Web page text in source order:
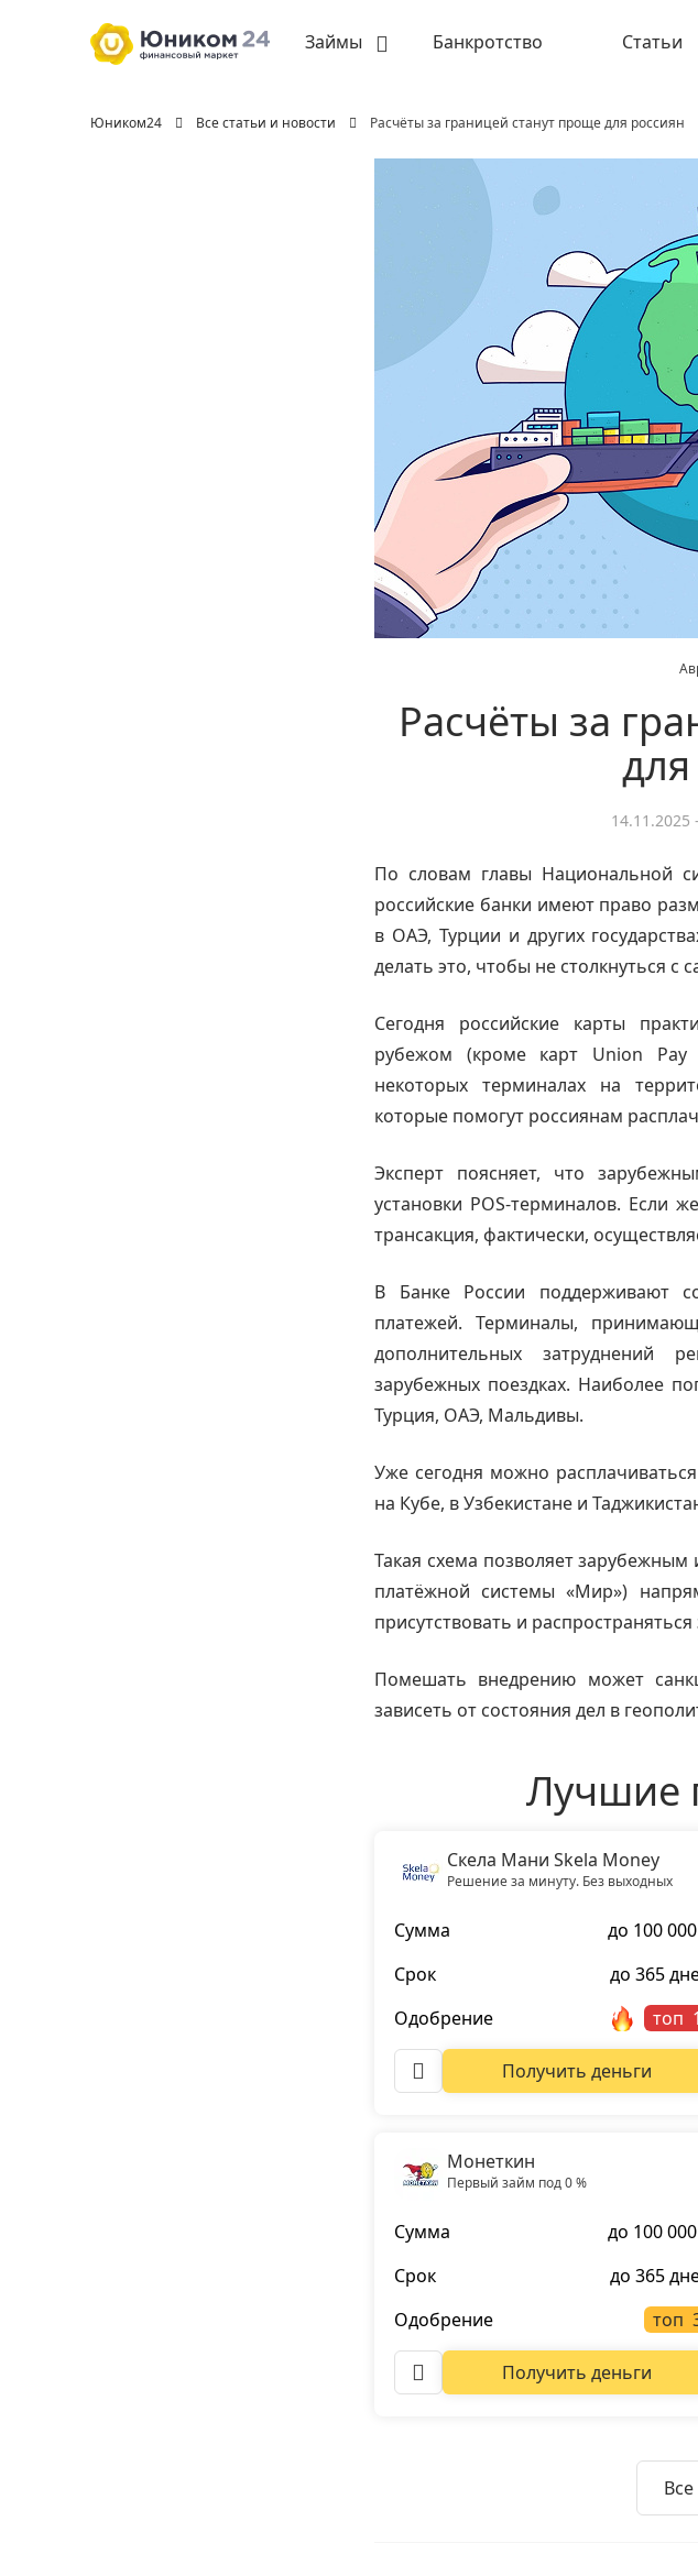
Займы Банкротство Статьи
Юником24 Все статьи и новости Расчёты за границей станут проще для россиян
Расчёты за
14.11.2025
По словам главы Национальной
российские банки имеют право
в ОАЭ, Турции и других
делать это, чтобы не столкнуться с
Сегодня российские карты
рубежом (кроме карт Union
некоторых терминалах на
которые помогут россиянам
Эксперт поясняет, что
установки POS-терминалов. Если
трансакция, фактически,
В Банке России поддерживают
платежей. Терминалы,
дополнительных затруднений
зарубежных поездках. Наиболее
Турция, ОАЭ, Мальдивы.
Уже сегодня можно
на Кубе, в Узбекистане и
Такая схема позволяет
платёжной системы «Мир»)
присутствовать и
Помешать внедрению может
зависеть от состояния дел в
Лучшие
Скела Мани Skela Money
Решение за минуту. Без выходных
Сумма
до 100
Срок
до 365
Одобрение
топ
Получить деньги
Монеткин
Первый займ под 0 %
Сумма
до 100
Срок
до 365
Одобрение
топ
Получить деньги